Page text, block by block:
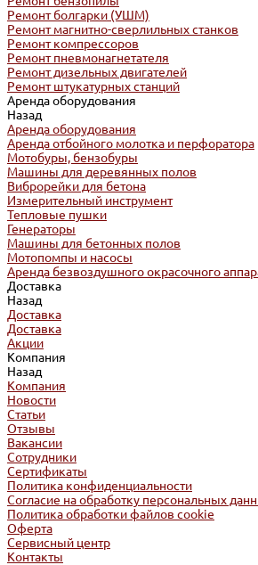
Ремонт болгарки (УШМ)
Ремонт магнитно-сверлильных станков
Ремонт компрессоров
Ремонт пневмонагнетателя
Ремонт дизельных двигателей
Ремонт штукатурных станций
Аренда оборудования
Назад
Аренда оборудования
Аренда отбойного молотка и перфоратора
Мотобуры, бензобуры
Машины для деревянных полов
Виброрейки для бетона
Измерительный инструмент
Тепловые пушки
Генераторы
Машины для бетонных полов
Мотопомпы и насосы
Аренда безвоздушного окрасочного
Доставка
Назад
Доставка
Доставка
Акции
Компания
Назад
Компания
Новости
Статьи
Отзывы
Вакансии
Сотрудники
Сертификаты
Политика конфиденциальности
Согласие на обработку персональных
Политика обработки файлов cookie
Оферта
Сервисный центр
Контакты